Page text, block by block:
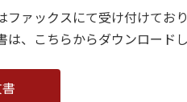
ファックスにて受け付けており
は、こちらからダウンロード